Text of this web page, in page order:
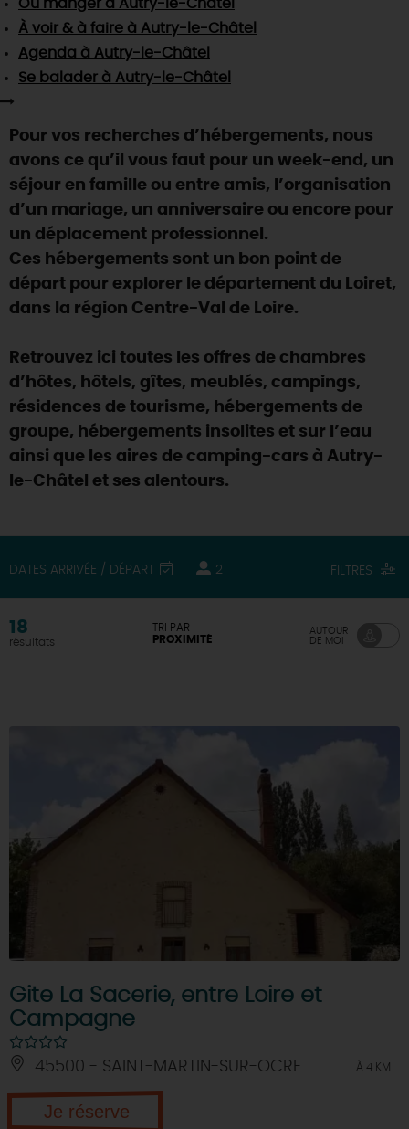
TOUTES LES ACTIVITÉS
Visitesgourmandesetcréatives
Vins etvignobles
Chic,une aire de pique-nique
Par ici lesguinguettes
La Route des Métiers d'Art
TOUT L'ART DE VIVRE
Des vacances auprès des animaux 🐎
(re)Découvrir les coulisses de la Faïencerie de
Gien !
Une saison de festivals 🎉
Rendez-vous de la nature en 2026
Des sorties en famille dans le Loiret !
Programme des animations "Loiret au fil de l'eau"
2026
Où sortir ?
AUJOURD'HUI
DEMAIN
CETTE SEMAINE
SE REPÉRER,SE DÉPLACER
INFOS &SERVICES
Où manger à Autry-le-Châtel
À voir & à faire à Autry-le-Châtel
Agenda à Autry-le-Châtel
Se balader à Autry-le-Châtel
Pour vos recherches d’hébergements, nous
avons ce qu’il vous faut pour un week-end, un
séjour en famille ou entre amis, l’organisation
d’un mariage, un anniversaire ou encore pour
un déplacement professionnel.
Ces hébergements sont un bon point de
départ pour explorer le département du Loiret,
dans la région Centre-Val de Loire.
Retrouvez ici toutes les offres de chambres
d’hôtes, hôtels, gîtes, meublés, campings,
résidences de tourisme, hébergements de
groupe, hébergements insolites et sur l’eau
ainsi que les aires de camping-cars à Autry-
le-Châtel et ses alentours.
DATES ARRIVÉE / DÉPART 2 FILTRES
18
résultats
TRI PAR
PROXIMITÉ
AUTOUR
DE MOI
Gite La Sacerie, entre Loire et
Campagne
45500 - SAINT-MARTIN-SUR-OCRE À 4 KM
Je réserve